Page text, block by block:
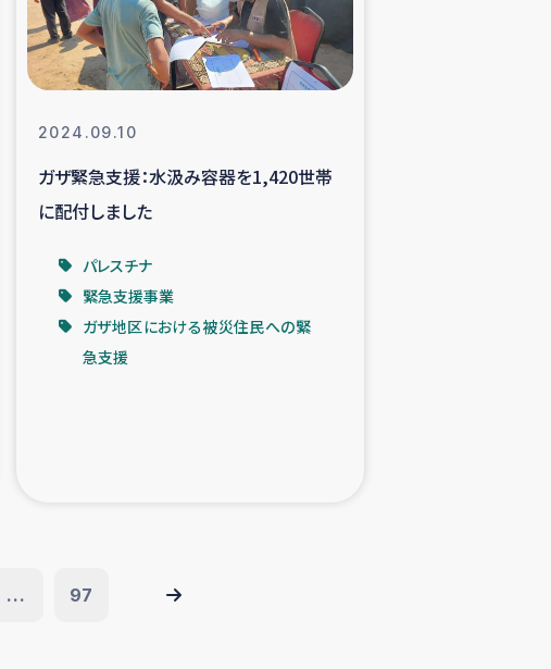
2024.09.10
ガザ緊急支援：水汲み容器を1,420世帯
に配付しました
パレスチナ
緊急支援事業
ガザ地区における被災住民への緊
急支援
... 97